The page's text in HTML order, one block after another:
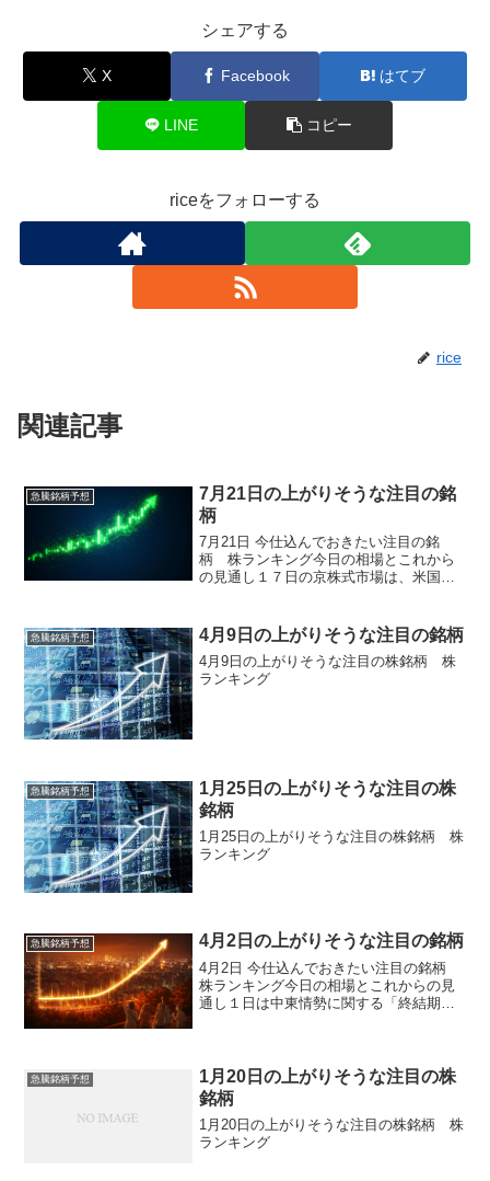
シェアする
X Facebook はてブ
LINE コピー
riceをフォローする
rice
関連記事
急騰銘柄予想
7月21日の上がりそうな注目の銘
柄
7月21日 今仕込んでおきたい注目の銘
柄 株ランキング今日の相場とこれから
の見通し１７日の京株式市場は、米国市
導体関連株を中心に幅広い銘柄へ売りが
広がりました。さらに...
急騰銘柄予想 4月9日の上がりそうな注目の銘柄
4月9日の上がりそうな注目の株銘柄 株
ランキング
急騰銘柄予想
1月25日の上がりそうな注目の株
銘柄
1月25日の上がりそうな注目の株銘柄 株
ランキング
急騰銘柄予想 4月2日の上がりそうな注目の銘柄
4月2日 今仕込んでおきたい注目の銘柄
株ランキング今日の相場とこれからの見
通し１日は中東情勢に関する「終結期
という非常に強いリバウ...
急騰銘柄予想
1月20日の上がりそうな注目の株
銘柄
1月20日の上がりそうな注目の株銘柄 株
ランキング